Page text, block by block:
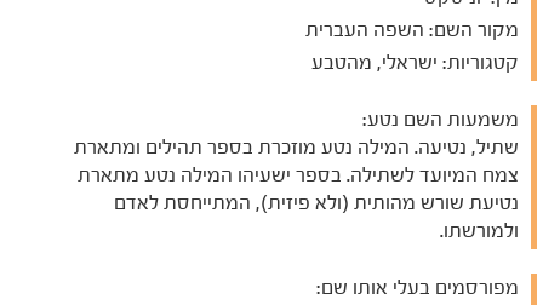
מקור השם: השפה העברית
קטגוריות: ישראלי, מהטבע
משמעות השם נטע:
שתיל, נטיעה. המילה נטע מוזכרת בספר תהילים ומתארת
צמח המיועד לשתילה. בספר ישעיהו המילה נטע מתארת
נטיעת שורש מהותית (ולא פיזית), המתייחסת לאדם
ולמורשתו.
מפורסמים בעלי אותו שם: